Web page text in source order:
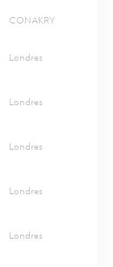
CONAKRY
Londres
Londres
Londres
Londres
Londres